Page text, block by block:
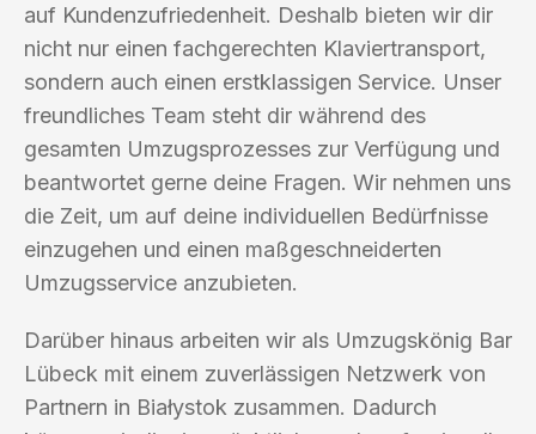
auf Kundenzufriedenheit. Deshalb bieten wir dir
nicht nur einen fachgerechten Klaviertransport,
sondern auch einen erstklassigen Service. Unser
freundliches Team steht dir während des
gesamten Umzugsprozesses zur Verfügung und
beantwortet gerne deine Fragen. Wir nehmen uns
die Zeit, um auf deine individuellen Bedürfnisse
einzugehen und einen maßgeschneiderten
Umzugsservice anzubieten.
Darüber hinaus arbeiten wir als Umzugskönig Bar
Lübeck mit einem zuverlässigen Netzwerk von
Partnern in Białystok zusammen. Dadurch